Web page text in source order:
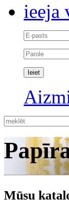
ieeja
Mūsu